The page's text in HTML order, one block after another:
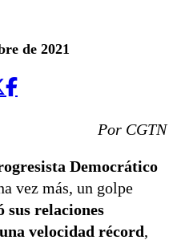
de 2021
Por CGTN
Democrático
vez más, un golpe
sus relaciones
velocidad récord,